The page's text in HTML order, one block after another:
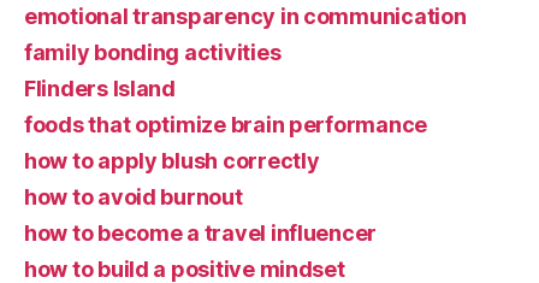
emotional transparency in communication
family bonding activities
Flinders Island
foods that optimize brain performance
how to apply blush correctly
how to avoid burnout
how to become a travel influencer
how to build a positive mindset